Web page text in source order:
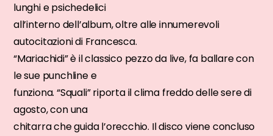
lunghi e psichedelici
all’interno dell’album, oltre alle innumerevoli
autocitazioni di Francesca.
“Mariachidi” è il classico pezzo da live, fa ballare con
le sue punchline e
funziona. “Squali” riporta il clima freddo delle sere di
agosto, con una
chitarra che guida l’orecchio. Il disco viene concluso